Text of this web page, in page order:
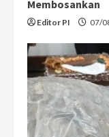
Membosankan
Editor PI 07/